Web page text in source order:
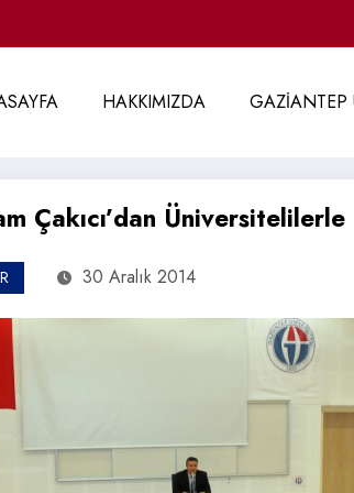
HAKKIMIZDA GAZİANTEP
Çakıcı’dan
30 Aralık 2014